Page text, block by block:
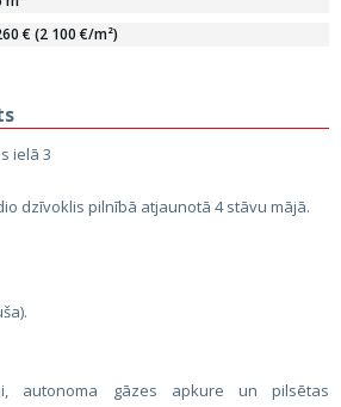
€ (2 100 €/m²)
ielā 3
dzīvoklis pilnībā atjaunotā 4 stāvu mājā.
autonoma gāzes apkure un pilsētas